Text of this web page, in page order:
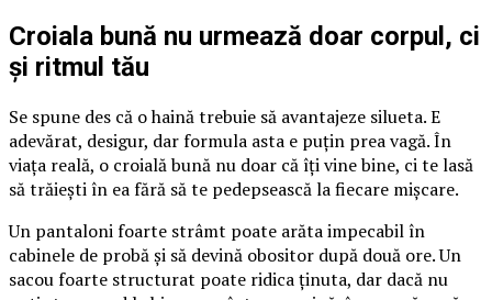
Croiala bună nu urmează doar corpul, ci
și ritmul tău
Se spune des că o haină trebuie să avantajeze silueta. E
adevărat, desigur, dar formula asta e puțin prea vagă. În
viața reală, o croială bună nu doar că îți vine bine, ci te lasă
să trăiești în ea fără să te pedepsească la fiecare mișcare.
Un pantaloni foarte strâmt poate arăta impecabil în
cabinele de probă și să devină obositor după două ore. Un
sacou foarte structurat poate ridica ținuta, dar dacă nu